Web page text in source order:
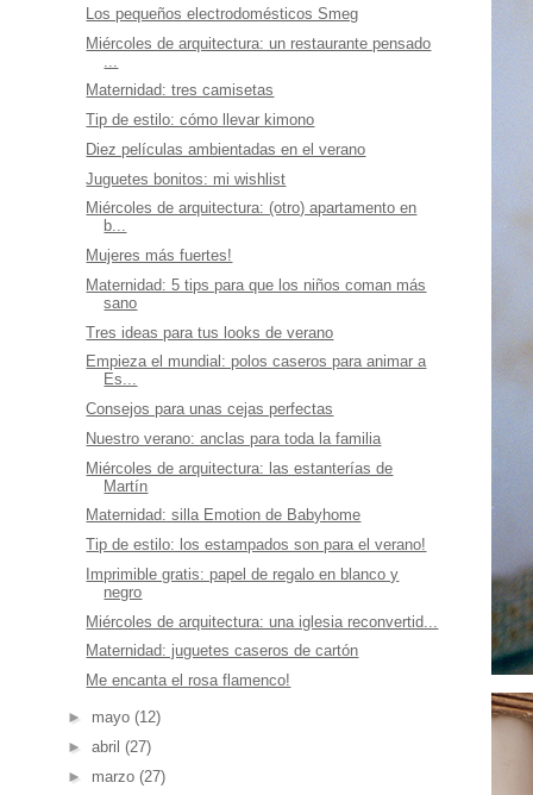
Los pequeños electrodomésticos Smeg
Miércoles de arquitectura: un restaurante pensado
Maternidad: tres camisetas
Tip de estilo: cómo llevar kimono
Diez películas ambientadas en el verano
Juguetes bonitos: mi wishlist
Miércoles de arquitectura: (otro) apartamento en
b...
Mujeres más fuertes!
Maternidad: 5 tips para que los niños coman más
sano
Tres ideas para tus looks de verano
Empieza el mundial: polos caseros para animar a
Es...
Consejos para unas cejas perfectas
Nuestro verano: anclas para toda la familia
Miércoles de arquitectura: las estanterías de
Martín
Maternidad: silla Emotion de Babyhome
Tip de estilo: los estampados son para el verano!
Imprimible gratis: papel de regalo en blanco y
negro
Miércoles de arquitectura: una iglesia reconvertid...
Maternidad: juguetes caseros de cartón
Me encanta el rosa flamenco!
► mayo (12)
► abril (27)
► marzo (27)